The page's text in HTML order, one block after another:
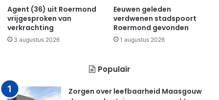
Agent (36) uit Roermond
vrijgesproken van
verkrachting
3 augustus 2026
Eeuwen geleden
verdwenen stadspoort
Roermond gevonden
1 augustus 2026
Populair
Zorgen over leefbaarheid Maasgouw